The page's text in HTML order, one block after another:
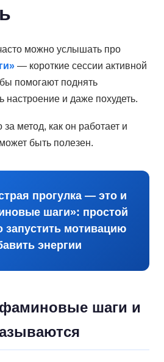
можно услышать про
— короткие сессии активной
помогают поднять
настроение и даже похудеть.
за метод, как он работает и
быть полезен.
прогулка — это и
шаги»: простой
запустить мотивацию
энергии
шаги и